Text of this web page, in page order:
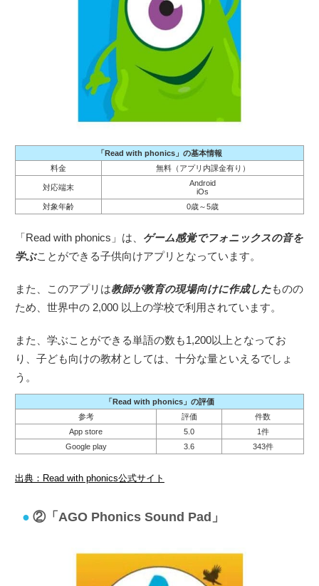
「Read with phonics」の基本情報
料金
無料（アプリ内課金有り）
対応端末
Android
iOs
対象年齢
0歳～5歳
「Read with phonics」は、 ゲーム感覚でフォニックスの音を
学ぶことができる子供向けアプリとなっています。
また、このアプリは教師が教育の現場向けに作成したものの
ため、世界中の 2,000 以上の学校で利用されています。
また、学ぶことができる単語の数も1,200以上となってお
り、子ども向けの教材としては、十分な量といえるでしょ
う。
「Read with phonics」の評価
参考
評価
件数
App store
5.0
1件
Google play
3.6 343件
出典：Read with phonics公式サイト
②「AGO Phonics Sound Pad」